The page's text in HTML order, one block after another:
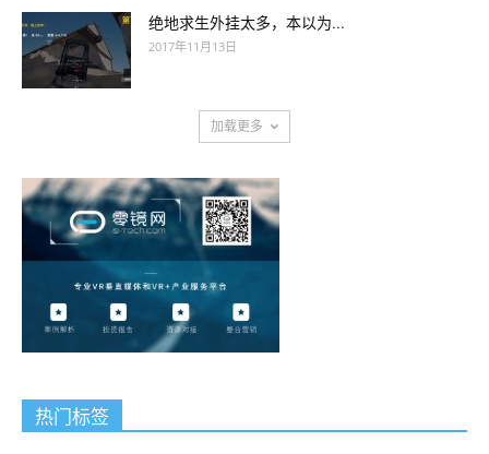
绝地求生外挂太多，本以为...
2017年11月13日
加载更多
热门标签